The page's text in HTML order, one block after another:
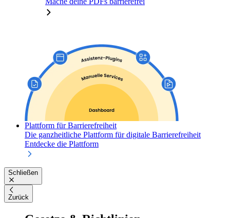
Plattform für Barrierefreiheit
Die ganzheitliche Plattform für digitale Barrierefreiheit
Entdecke die Plattform
Schließen
Zurück